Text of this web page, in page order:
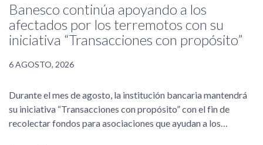
Banesco continúa apoyando a los
afectados por los terremotos con su
iniciativa “Transacciones con propósito”
6 AGOSTO, 2026
Durante el mes de agosto, la institución bancaria mantendrá
su iniciativa “Transacciones con propósito” con el fin de
recolectar fondos para asociaciones que ayudan a los